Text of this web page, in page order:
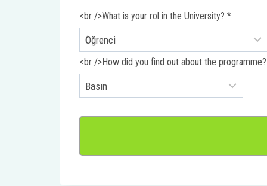
<br />What is your rol in the University? *
<br />How did you find out about the